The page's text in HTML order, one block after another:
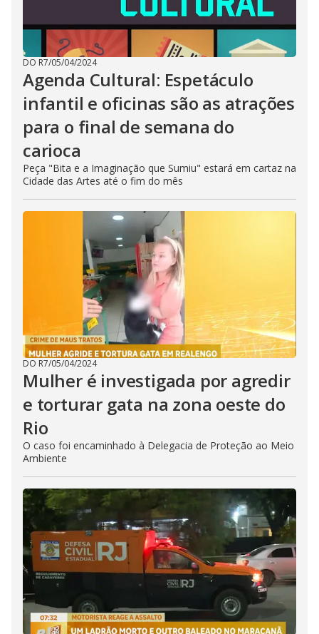
DO R7/05/04/2024
Agenda Cultural: Espetáculo
infantil e oficinas são as atrações
para o final de semana do
carioca
Peça "Bita e a Imaginação que Sumiu" estará em cartaz na
Cidade das Artes até o fim do mês
DO R7/05/04/2024
Mulher é investigada por agredir
e torturar gata na zona oeste do
Rio
O caso foi encaminhado à Delegacia de Proteção ao Meio
Ambiente